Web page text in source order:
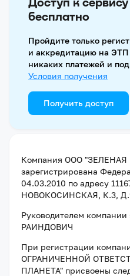
бесплатно
Пройдите только
и аккредитацию на ЭТП
никаких платежей и
Условия получения
Получить доступ
Компания ООО "ЗЕЛЕНАЯ
зарегистрирована
04.03.2010 по адресу
НОВОКОСИНСКАЯ, К.3,
Руководителем компании
РАИНДОВИЧ
При регистрации
ОГРАНИЧЕННОЙ
ПЛАНЕТА" присвоены